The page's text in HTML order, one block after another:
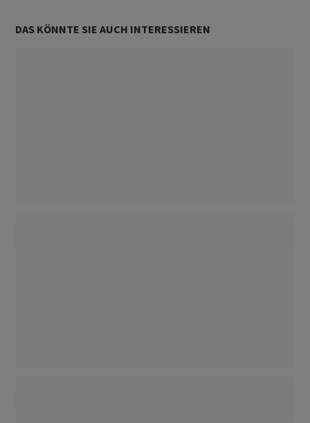
DAS KÖNNTE SIE AUCH INTERESSIEREN